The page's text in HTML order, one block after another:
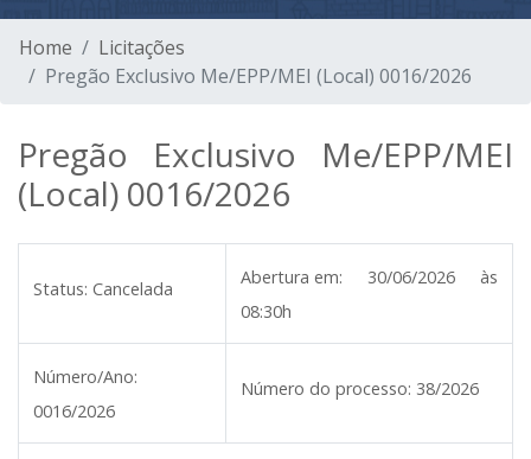
Home
Licitações
Pregão Exclusivo Me/EPP/MEI (Local) 0016/2026
Pregão Exclusivo Me/EPP/MEI
(Local) 0016/2026
Status: Cancelada
Abertura em:
30/06/2026 às
08:30h
Número/Ano:
0016/2026
Número do processo: 38/2026